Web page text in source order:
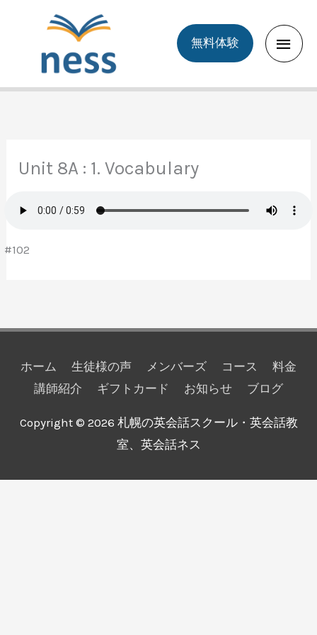
Main
無料体験
Unit 8A : 1. Vocabulary
#102
ホーム 生徒様の声 メンバーズ コース
料金
講師紹介
ギフトカード お知らせ ブログ
Copyright © 2026 札幌の英会話スクール・英会話教
室、英会話ネス